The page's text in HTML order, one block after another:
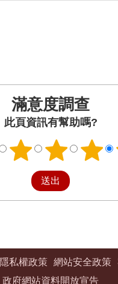
滿意度調查
此頁資訊有幫助嗎?
隱私權政策 網站安全政策
政府網站資料開放宣告